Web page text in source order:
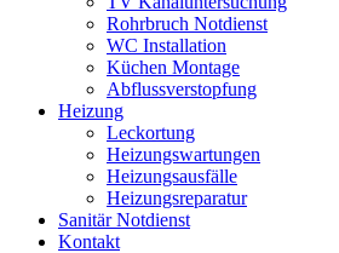
Rohrbruch Notdienst
WC Installation
Küchen Montage
Abflussverstopfung
Heizung
Leckortung
Heizungswartungen
Heizungsausfälle
Heizungsreparatur
Sanitär Notdienst
Kontakt